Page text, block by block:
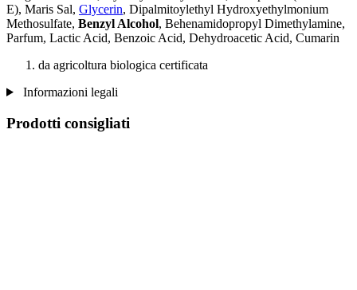
E), Maris Sal, Glycerin, Dipalmitoylethyl Hydroxyethylmonium
Methosulfate, Benzyl Alcohol, Behenamidopropyl Dimethylamine,
Parfum, Lactic Acid, Benzoic Acid, Dehydroacetic Acid, Cumarin
da agricoltura biologica certificata
Informazioni legali
Prodotti consigliati